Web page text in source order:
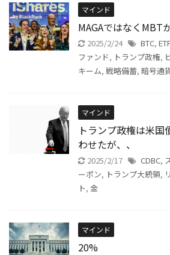
マインド
MAGAではなくMBT
2025/2/24 BTC, ETF
ファンド, トランプ政権,
キーム, 戦略備蓄, 暗号通
マインド
トランプ政権は米
わせたが、、
2025/2/17 CDBC,
ーポン, トランプ大統領,
ト, 金
マインド
20%